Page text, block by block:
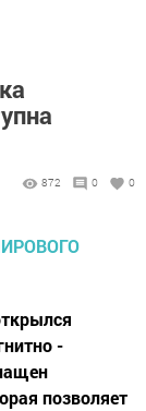
872 0 0
-
позволяет